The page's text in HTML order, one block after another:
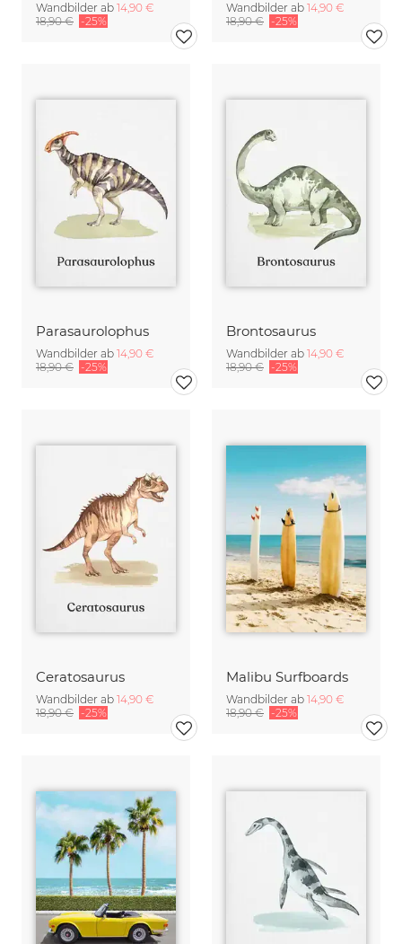
Wandbilder ab 14,90 €
18,90 € -25%
Wandbilder ab 14,90 €
18,90 € -25%
Parasaurolophus
Wandbilder ab 14,90 €
18,90 € -25%
Brontosaurus
Wandbilder ab 14,90 €
18,90 € -25%
Ceratosaurus
Wandbilder ab 14,90 €
18,90 € -25%
Malibu Surfboards
Wandbilder ab 14,90 €
18,90 € -25%